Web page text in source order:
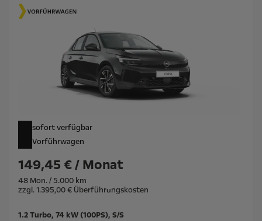
sofort verfügbar
Vorführwagen
149,45 € / Monat
48 Mon. / 5.000 km
zzgl. 1.395,00 € Überführungskosten
1.2 Turbo, 74 kW (100PS), S/S